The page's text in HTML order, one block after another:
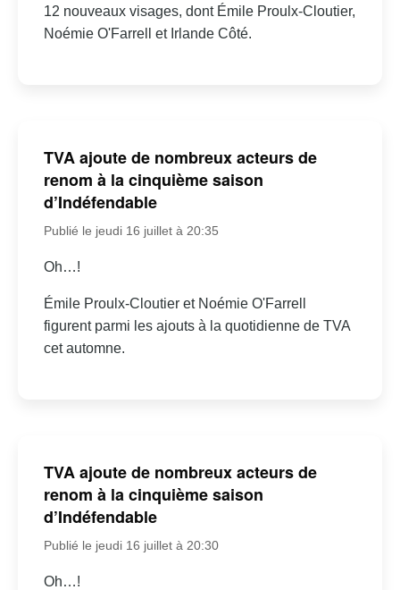
12 nouveaux visages, dont Émile Proulx-Cloutier,
Noémie O'Farrell et Irlande Côté.
TVA ajoute de nombreux acteurs de
renom à la cinquième saison
d’Indéfendable
Publié le jeudi 16 juillet à 20:35
Oh…!
Émile Proulx-Cloutier et Noémie O'Farrell
figurent parmi les ajouts à la quotidienne de TVA
cet automne.
TVA ajoute de nombreux acteurs de
renom à la cinquième saison
d’Indéfendable
Publié le jeudi 16 juillet à 20:30
Oh…!